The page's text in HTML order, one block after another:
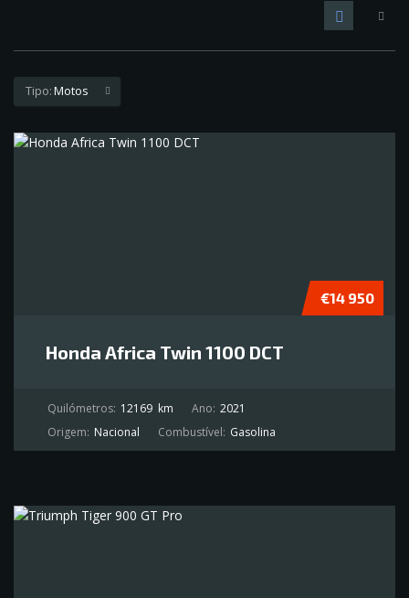
Tipo:Motos
€14 950
Honda Africa Twin 1100 DCT
Quilómetros: 12169 km Ano: 2021
Origem: Nacional Combustível: Gasolina